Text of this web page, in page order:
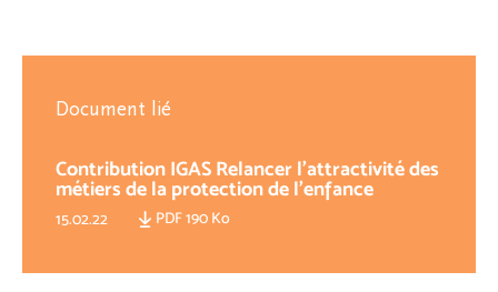
Document lié
Contribution IGAS Relancer l'attractivité des
métiers de la protection de l'enfance
15.02.22 PDF 190 Ko